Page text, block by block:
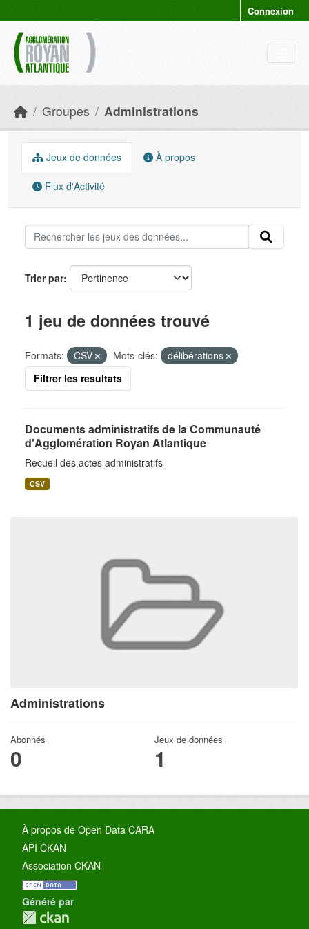
Connexion
Groupes Administrations
Administrations
Abonnés
0
Jeux de données
1
Jeux de données À propos
Flux d'Activité
Trier par
1 jeu de données trouvé
Formats: CSV Mots-clés:
délibérations
Filtrer les resultats
Documents administratifs de la Communauté
d'Agglomération Royan Atlantique
Recueil des actes administratifs
CSV
À propos de Open Data CARA
API CKAN
Association CKAN
Généré par